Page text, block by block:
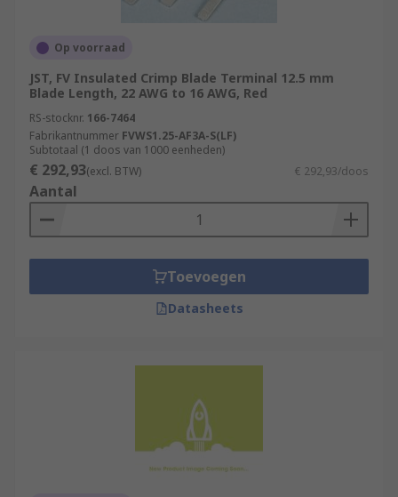
Op voorraad
JST, FV Insulated Crimp Blade Terminal 12.5 mm
Blade Length, 22 AWG to 16 AWG, Red
RS-stocknr. 166-7464
Fabrikantnummer FVWS1.25-AF3A-S(LF)
Subtotaal (1 doos van 1000 eenheden)
€ 292,93(excl. BTW) € 292,93/doos
Aantal
Toevoegen
Datasheets